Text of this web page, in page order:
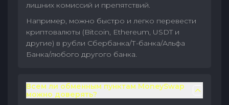
лишних комиссий и препятствий.
Например, можно быстро и легко перевести
криптовалюты (Bitcoin, Ethereum, USDT и
другие) в рубли Сбербанка/Т-банка/Альфа
Банка/любого другого банка.
Всем ли обменным пунктам MoneySwap
можно доверять?